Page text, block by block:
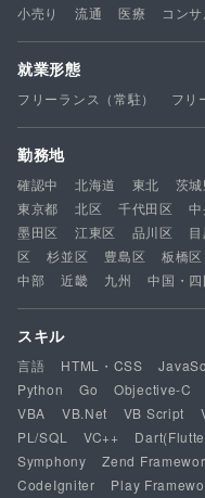
小売り
流通 医療 コン
就業形態
フリーランス（常駐） フリ
勤務地
確認中 北海道 東北 茨城
東京都
北区 千代田区
墨田区
江東区 品川区
区
杉並区 豊島区 板橋区
中部
近畿 九州 中国・四
スキル
言語 HTML・CSS
Python
Go Objective-C
VBA
VB.Net VB Script
PL/SQL
VC++
Symphony
Zend
CodeIgniter
Play